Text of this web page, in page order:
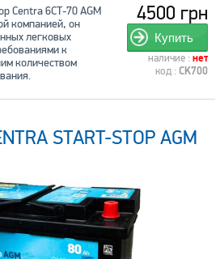
4500 грн
Купить
наличие : нет
код : CK700
Centra 6СТ-70 AGM
компанией, он
легковых
к
количеством
START-STOP AGM